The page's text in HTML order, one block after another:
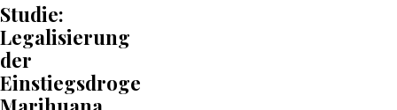
Studie:
Legalisierung
der
Einstiegsdroge